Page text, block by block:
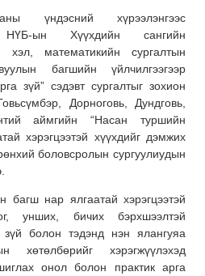
үндэсний хүрээлэнгээс
ын Хүүхдийн сангийн
хэл, математикийн сургалтын
багшийн үйлчилгээгээр
зүй” сэдэвт сургалтыг зохион
Дорноговь, Дундговь,
аймгийн “Насан туршийн
хэрэгцээтэй хүүхдийг дэмжих
боловсролын сургуулиудын
багш нар ялгаатай хэрэгцээтэй
унших, бичих бэрхшээлтэй
зүй болон тэдэнд нэн ялангуяа
хөтөлбөрийг хэрэгжүүлэхэд
онол болон практик арга